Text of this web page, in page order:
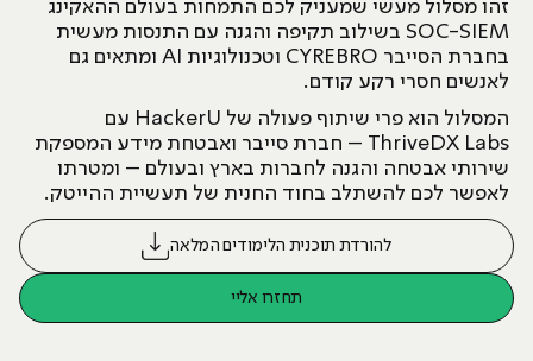
זהו מסלול מעשי שמעניק לכם התמחות בעולם ההאקינג
SOC-SIEM בשילוב תקיפה והגנה עם התנסות מעשית
בחברת הסייבר CYREBRO וטכנולוגיות AI ומתאים גם
לאנשים חסרי רקע קודם.
המסלול הוא פרי שיתוף פעולה של HackerU עם
ThriveDX Labs – חברת סייבר ואבטחת מידע המספקת
שירותי אבטחה והגנה לחברות בארץ ובעולם – ומטרתו
לאפשר לכם להשתלב בחוד החנית של תעשיית ההייטק.
להורדת תוכנית הלימודים המלאה
תחזרו אליי